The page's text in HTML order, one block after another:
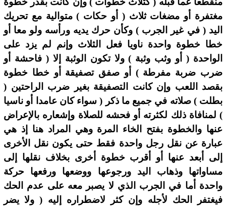
مغتفرة أو مضغات ثلاث ( أو حكات ) متوالية مع تحريك
اليد ( في غير الجرب ) وكأن حرك يديه ورأسه ولو معا أو
خطا خطوة واحدة ناويا فعل الثلاث وإنم لم يزد على
الواحدة ( أو وثب وثبة ) ولا تكون الوثبة إلا ( فاحشة أو
ضرب ضربة مفرطة ) أو صفق تصفيقة أو خطا خطوة
بقصد اللعب وإن كانت التصفيقة بغير ضرب الراحتين (
بطلت ) صلاته في جميع ما ذكر ( سواء كان عامدا أو ناسيا
) لمنافاة ذلك لكثرته أو فحشه للصلاة وإشعاره بالإعراض
عنها والخطوة بفتح الخاء المرة وهي المراد هنا إذ هي
عبارة عن نقل رجل واحدة فقط حتى يكون نقل الأخرى
إلى أبعد عنها أو أقرب خطوة أخرى بخلاف نقلها إلى
مساواتها وذهاب اليد ورجوعها ووضعها ورفعها حركة
واحدة أما في الجرب الذي لا يصبر معه على عدم الحك
فيغتفر الحك لأجله وإن كثر لاضطراره إليه ( ولا يضر